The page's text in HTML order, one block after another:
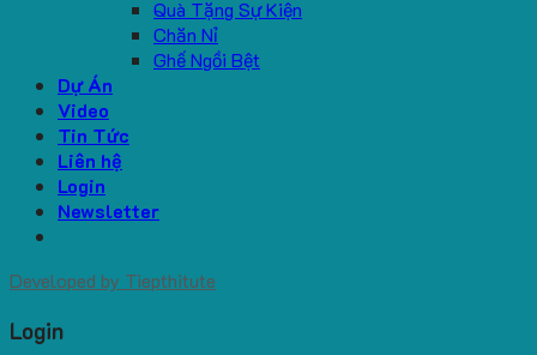
Quà Tặng Sự Kiện
Chăn Nỉ
Ghế Ngồi Bệt
Dự Án
Video
Tin Tức
Liên hệ
Login
Newsletter
Developed by Tiepthitute
Login